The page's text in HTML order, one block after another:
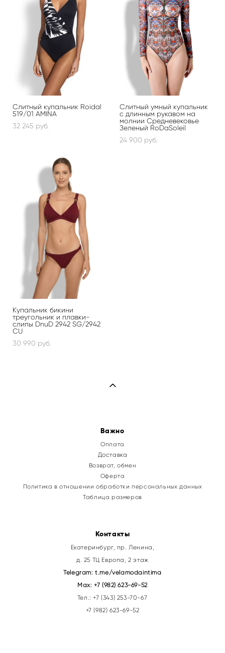
Слитный купальник Roidal
519/01 AMINA
32 245 pуб.
Слитный умный купальник
с длинным рукавом на
молнии Средневековье
Зеленый RoDaSoleil
24 900 pуб.
Купальник бикини
треугольник и плавки-
слипы DnuD 2942 SG/2942
CU
30 990 pуб.
Важно
Оплата
Доставка
Возврат, обмен
Оферта
Политика в отношении обработки персональных данных
Таблица размеров
Контакты
Екатеринбург, пр. Ленина,
д. 25 ТЦ Европа, 2 этаж
Telegram:t.me/velamodaintima
Max:+7 (982) 623-69-52
Тел.:+7 (343) 253-70-67
+7 (982) 623-69-52